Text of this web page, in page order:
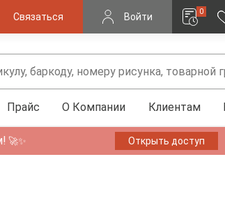
Связаться Войти 0
Прайс О Компании Клиентам
🚀✨ Открыть доступ